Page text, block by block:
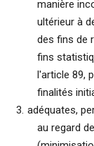
manière
ultérieur à
des fins de
fins
l'article 89,
finalités
adéquates,
au regard